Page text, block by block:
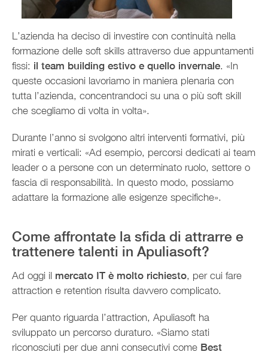
L’azienda ha deciso di investire con continuità nella
formazione delle soft skills attraverso due appuntamenti
fissi: il team building estivo e quello invernale. «In
queste occasioni lavoriamo in maniera plenaria con
tutta l’azienda, concentrandoci su una o più soft skill
che scegliamo di volta in volta».
Durante l’anno si svolgono altri interventi formativi, più
mirati e verticali: «Ad esempio, percorsi dedicati ai team
leader o a persone con un determinato ruolo, settore o
fascia di responsabilità. In questo modo, possiamo
adattare la formazione alle esigenze specifiche».
Come affrontate la sfida di attrarre e
trattenere talenti in Apuliasoft?
Ad oggi il mercato IT è molto richiesto, per cui fare
attraction e retention risulta davvero complicato.
Per quanto riguarda l’attraction, Apuliasoft ha
sviluppato un percorso duraturo. «Siamo stati
riconosciuti per due anni consecutivi come Best